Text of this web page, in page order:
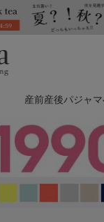
産前産後パジャマ